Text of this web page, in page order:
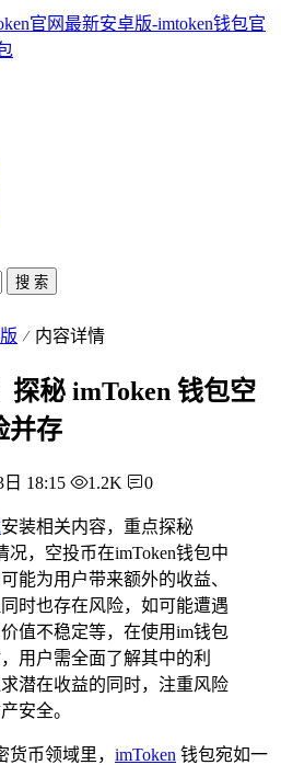
搜 索
内容详情
探秘 imToken 钱包空
并存
日 18:15 1.2K 0
安装相关内容，重点探秘
况，空投币在imToken钱包中
能为用户带来额外的收益、
时也存在风险，如可能遭遇
值不稳定等，在使用im钱包
用户需全面了解其中的利
潜在收益的同时，注重风险
安全。
币领域里， imToken 钱包宛如一